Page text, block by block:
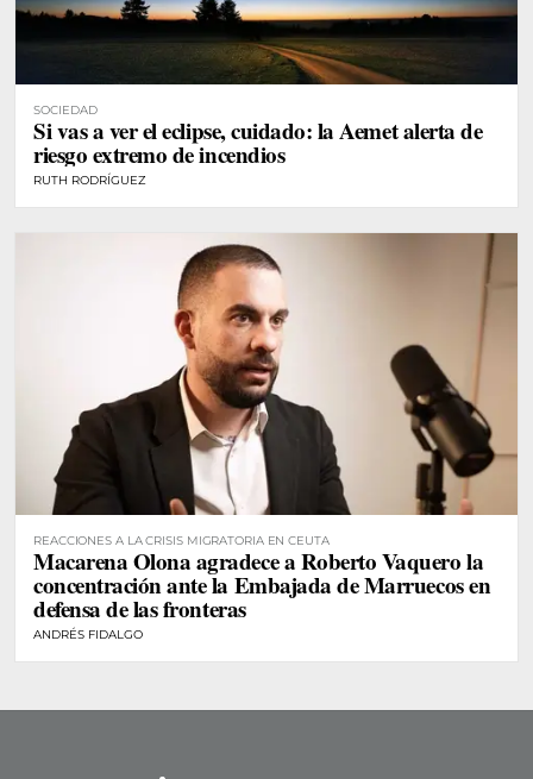
SOCIEDAD
Si vas a ver el eclipse, cuidado: la Aemet alerta de
riesgo extremo de incendios
RUTH RODRÍGUEZ
REACCIONES A LA CRISIS MIGRATORIA EN CEUTA
Macarena Olona agradece a Roberto Vaquero la
concentración ante la Embajada de Marruecos en
defensa de las fronteras
ANDRÉS FIDALGO